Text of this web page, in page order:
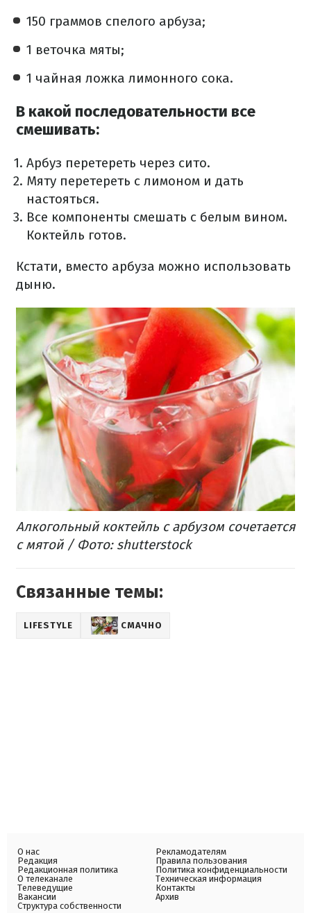
150 граммов спелого арбуза;
1 веточка мяты;
1 чайная ложка лимонного сока.
В какой последовательности все
смешивать:
Арбуз перетереть через сито.
Мяту перетереть с лимоном и дать
настояться.
Все компоненты смешать с белым вином.
Коктейль готов.
Кстати, вместо арбуза можно использовать
дыню.
Алкогольный коктейль с арбузом сочетается
с мятой / Фото: shutterstock
Связанные темы:
LIFESTYLE СМАЧНО
О нас
Редакция
Редакционная политика
О телеканале
Телеведущие
Вакансии
Структура собственности
Рекламодателям
Правила пользования
Политика конфиденциальности
Техническая информация
Контакты
Архив